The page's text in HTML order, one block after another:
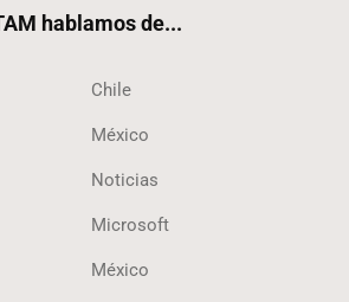
hablamos de...
Chile
México
Noticias
Microsoft
México